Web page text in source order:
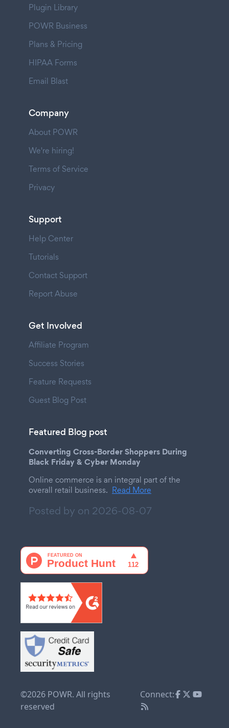
Plugin Library
POWR Business
Plans & Pricing
HIPAA Forms
Email Blast
Company
About POWR
We're hiring!
Terms of Service
Privacy
Support
Help Center
Tutorials
Contact Support
Report Abuse
Get Involved
Affiliate Program
Success Stories
Feature Requests
Guest Blog Post
Featured Blog post
Converting Cross-Border Shoppers During
Black Friday & Cyber Monday
Online commerce is an integral part of the
overall retail business. Read More
Posted by on 2026-08-07
©2026 POWR. All rights
reserved
Connect: